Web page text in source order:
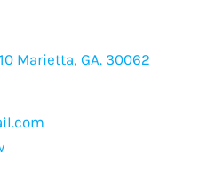
Marietta, GA. 30062